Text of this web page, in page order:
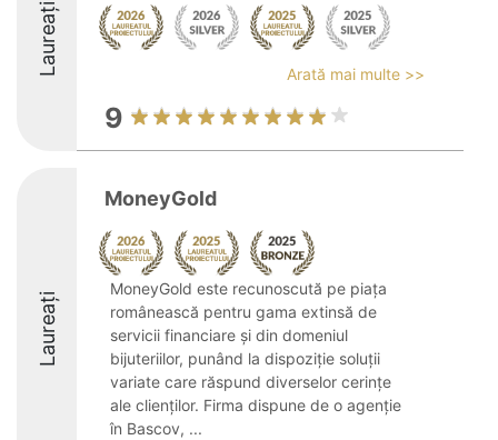
Laureați Arată mai multe >>
9
Laureați
MoneyGold
MoneyGold este recunoscută pe piața
românească pentru gama extinsă de
servicii financiare și din domeniul
bijuteriilor, punând la dispoziție soluții
variate care răspund diverselor cerințe
ale clienților. Firma dispune de o agenție
în Bascov, ...